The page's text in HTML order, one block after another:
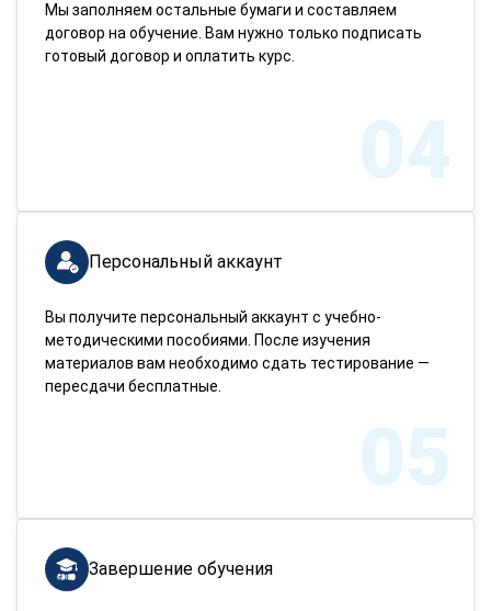
Мы заполняем остальные бумаги и составляем
договор на обучение. Вам нужно только подписать
готовый договор и оплатить курс.
04
Персональный аккаунт
Вы получите персональный аккаунт с учебно-
методическими пособиями. После изучения
материалов вам необходимо сдать тестирование —
пересдачи бесплатные.
05
Завершение обучения